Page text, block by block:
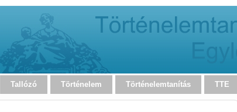
Tallózó Történelem Történelemtanítás TTE